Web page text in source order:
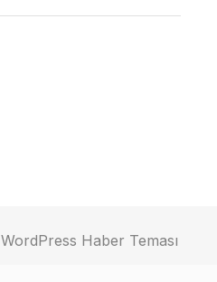
WordPress Haber Teması